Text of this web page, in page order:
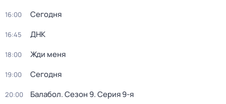
16:00 Сегодня
16:45 ДНК
18:00 Жди меня
19:00 Сегодня
20:00 Балабол. Сезон 9. Серия 9-я